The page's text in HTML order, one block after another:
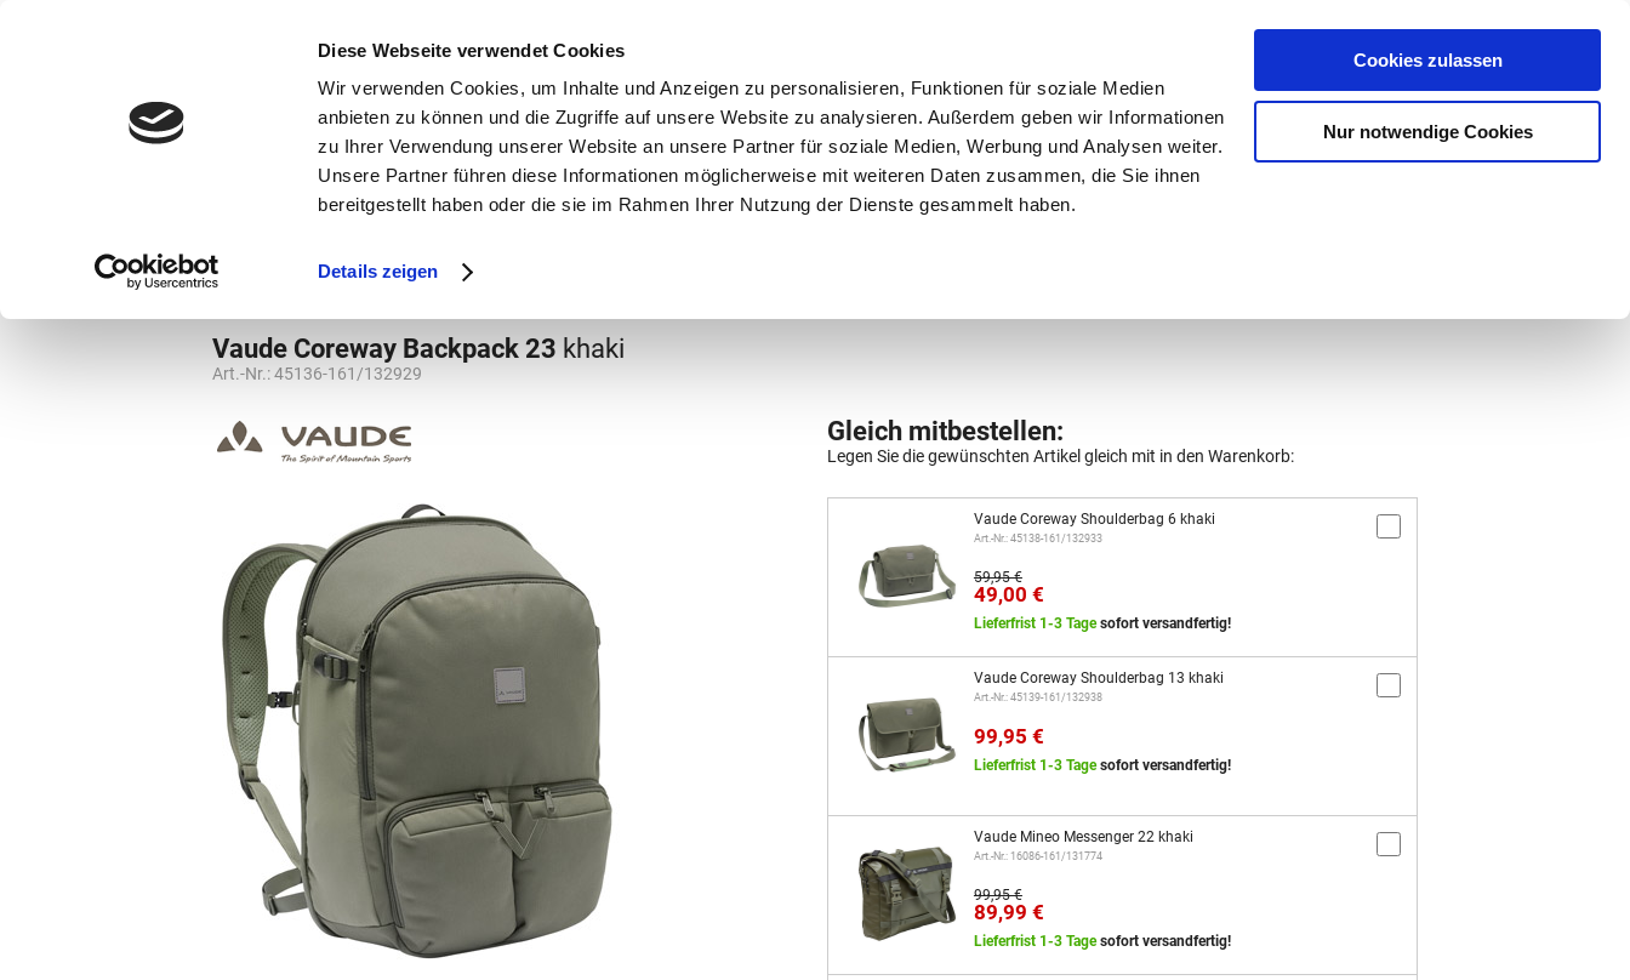
Diese Webseite verwendet Cookies
Wir verwenden Cookies, um Inhalte und Anzeigen zu personalisieren, Funktionen für soziale Medien
anbieten zu können und die Zugriffe auf unsere Website zu analysieren. Außerdem geben wir Informationen
zu Ihrer Verwendung unserer Website an unsere Partner für soziale Medien, Werbung und Analysen weiter.
Unsere Partner führen diese Informationen möglicherweise mit weiteren Daten zusammen, die Sie ihnen
bereitgestellt haben oder die sie im Rahmen Ihrer Nutzung der Dienste gesammelt haben.
Details zeigen
Cookies zulassen
Nur notwendige Cookies
bestellen und ausdrucken
3 x täglich an Werktagen!
0,00 €
Vaude Coreway Backpack 23 khaki
Art.-Nr.:45136-161/132929
Gleich mitbestellen:
Legen Sie die gewünschten Artikel gleich mit in den Warenkorb:
Vaude Coreway Shoulderbag 6 khaki
Art.-Nr.: 45138-161/132933
59,95 €
49,00 €
Lieferfrist 1-3 Tagesofort versandfertig!
Vaude Coreway Shoulderbag 13 khaki
Art.-Nr.: 45139-161/132938
99,95 €
Lieferfrist 1-3 Tagesofort versandfertig!
Vaude Mineo Messenger 22 khaki
Art.-Nr.: 16086-161/131774
99,95 €
89,99 €
Lieferfrist 1-3 Tagesofort versandfertig!